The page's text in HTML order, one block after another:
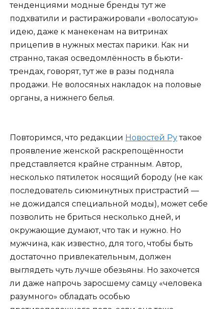
тенденциями модные бренды тут же
подхватили и растиражировали «волосатую»
идею, даже к манекенам на витринах
прицепив в нужных местах парики. Как ни
странно, такая осведомлённость в бьюти-
трендах, говорят, тут же в разы подняла
продажи. Не волосяных накладок на половые
органы, а нижнего белья.
Повторимся, что редакции Новостей Рутакое
проявление женской раскрепощённости
представляется крайне странным. Автор,
несколько пятилеток носящий бороду (не как
последователь сиюминутных пристрастий —
не дожидался специальной моды), может себе
позволить не бриться несколько дней, и
окружающие думают, что так и нужно. Но
мужчина, как известно, для того, чтобы быть
достаточно привлекательным, должен
выглядеть чуть лучше обезьяны. Но захочется
ли даже напрочь заросшему самцу «человека
разумного» обладать особью